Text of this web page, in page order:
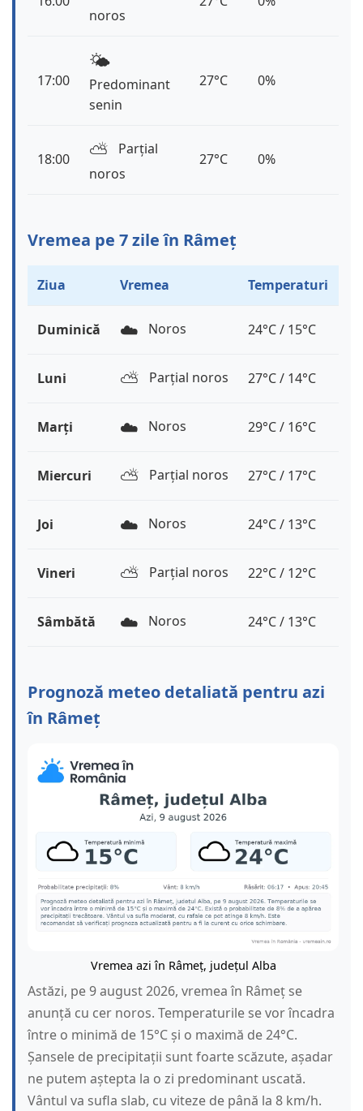
noros
17:00
🌤️
Predominant
senin
27°C 0%
18:00 ⛅️
Parțial
noros
27°C 0%
Vremea pe 7 zile în Râmeț
Ziua Vremea Temperaturi
Duminică ☁️ Noros 24°C / 15°C
Luni ⛅️ Parțial noros 27°C / 14°C
Marți ☁️ Noros 29°C / 16°C
Miercuri ⛅️ Parțial noros 27°C / 17°C
Joi ☁️ Noros 24°C / 13°C
Vineri ⛅️ Parțial noros 22°C / 12°C
Sâmbătă ☁️ Noros 24°C / 13°C
Prognoză meteo detaliată pentru azi
în Râmeț
Vremea azi în Râmeț, județul Alba
Astăzi, pe 9 august 2026, vremea în Râmeț se
anunță cu cer noros. Temperaturile se vor încadra
între o minimă de 15°C și o maximă de 24°C.
Șansele de precipitații sunt foarte scăzute, așadar
ne putem aștepta la o zi predominant uscată.
Vântul va sufla slab, cu viteze de până la 8 km/h.